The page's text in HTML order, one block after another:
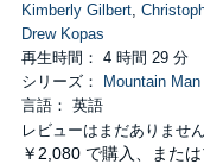
Kimberly Gilbert,
Drew Kopas
再生時間： 4 時間 29 分
シリーズ：
Mountain Man
言語： 英語
レビューはまだありません
￥2,080 で購入、また